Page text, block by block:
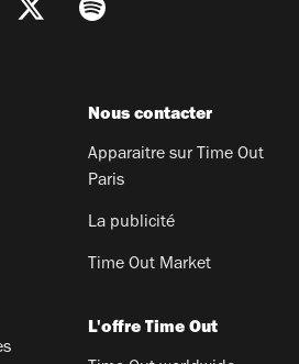
Nous contacter
Apparaitre sur Time Out
Paris
La publicité
Time Out Market
L'offre Time Out